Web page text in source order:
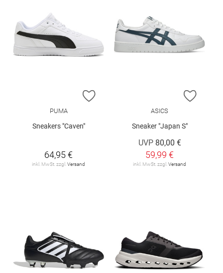
ZUR WUNSCHLISTE HINZUFÜGEN
PUMA
Sneakers "Caven"
64,95 €
inkl. MwSt. zzgl.Versand
ZUR
ASICS
Sneaker "Japan S"
UVP 80,00 €
59,99 €
inkl. MwSt. zzgl.Versand